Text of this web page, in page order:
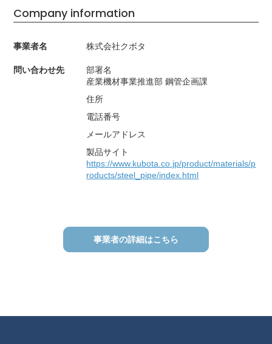
Company information
事業者名 株式会社クボタ
問い合わせ先
部署名
産業機材事業推進部 鋼管企画課
住所
電話番号
メールアドレス
製品サイト
https://www.kubota.co.jp/product/materials/p
roducts/steel_pipe/index.html
事業者の詳細はこちら